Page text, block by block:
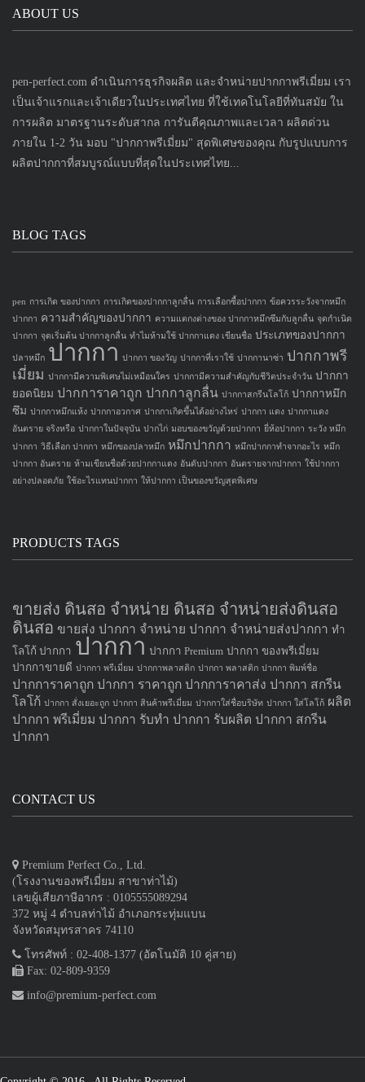
ABOUT US
pen-perfect.com ดำเนินการธุรกิจผลิต และจำหน่ายปากกาพรีเมี่ยม เรา
เป็นเจ้าแรกและเจ้าเดียวในประเทศไทย ที่ใช้เทคโนโลยีที่ทันสมัย ใน
การผลิต มาตรฐานระดับสากล การันตีคุณภาพและเวลา ผลิตด่วน
ภายใน 1-2 วัน มอบ "ปากกาพรีเมี่ยม" สุดพิเศษของคุณ กับรูปแบบการ
ผลิตปากกาที่สมบูรณ์แบบที่สุดในประเทศไทย...
BLOG TAGS
pen การเกิด ของปากกา การเกิดของปากกาลูกลื่น การเลือกซื้อปากกา ข้อควรระวังจากหมึก
ปากกา ความสำคัญของปากกา ความแตกงต่างของ ปากกาหมึกซึมกับลูกลื่น จุดกำเนิด
ปากกา จุดเริ่มต้น ปากกาลูกลื่น ทำไมห้ามใช้ ปากกาแดง เขียนชื่อ ประเภทของปากกา
ปลาหมึก ปากกา ปากกา ของวัญ ปากกาที่เราใช้ ปากกานาซ่า ปากกาพรี
เมี่ยม ปากกามีความพิเศษไม่เหมือนใคร ปากกามีความสำคัญกับชีวิตประจำวัน ปากกา
ยอดนิยม ปากการาคาถูก ปากกาลูกลื่น ปากกาสกรีนโลโก้ ปากกาหมึก
ซึม ปากกาหมึกแห้ง ปากกาอวกาศ ปากกาเกิดขึ้นได้อย่างไหร่ ปากกา แดง ปากกาแดง
อันตราย จริงหรือ ปากกาในปัจจุบัน ปากไก่ มอบของขวัญด้วยปากกา ยี่ห้อปากกา ระวัง หมึก
ปากกา วิธีเลือก ปากกา หมึกของปลาหมึก หมึกปากกา หมึกปากกาทำจากอะไร หมึก
ปากกา อันตราย ห้ามเขียนชื่อด้วยปากกาแดง อันดับปากกา อันตรายจากปากกา ใช้ปากกา
อย่างปลอดภัย ใช้อะไรแทนปากกา ให้ปากกา เป็นของขวัญสุดพิเศษ
PRODUCTS TAGS
ขายส่ง ดินสอ จำหน่าย ดินสอ จำหน่ายส่งดินสอ
ดินสอ ขายส่ง ปากกา จำหน่าย ปากกา จำหน่ายส่งปากกา ทำ
โลโก้ ปากกา ปากกา ปากกา Premium ปากกา ของพรีเมี่ยม
ปากกาขายดี ปากกา พรีเมี่ยม ปากกาพลาสติก ปากกา พลาสติก ปากกา พิมพ์ชื่อ
ปากการาคาถูก ปากกา ราคาถูก ปากการาคาส่ง ปากกา สกรีน
โลโก้ ปากกา สั่งเยอะถูก ปากกา สินค้าพรีเมี่ยม ปากกาใส่ชื่อบริษัท ปากกา ใส่โลโก้ ผลิต
ปากกา พรีเมี่ยม ปากกา รับทำ ปากกา รับผลิต ปากกา สกรีน
ปากกา
CONTACT US
Premium Perfect Co., Ltd.
(โรงงานของพรีเมี่ยม สาขาท่าไม้)
เลขผู้เสียภาษีอากร : 0105555089294
372 หมู่ 4 ตำบลท่าไม้ อำเภอกระทุ่มแบน
จังหวัดสมุทรสาคร 74110
โทรศัพท์ : 02-408-1377 (อัตโนมัติ 10 คู่สาย)
Fax: 02-809-9359
info@premium-perfect.com